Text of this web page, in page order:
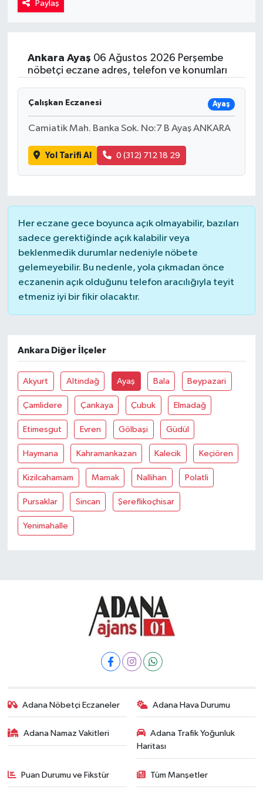
Paylaş
Ankara Ayaş 06 Ağustos 2026 Perşembe
nöbetçi eczane adres, telefon ve konumları
Çalışkan Eczanesi Ayaş
Camiatik Mah. Banka Sok. No:7 B Ayaş ANKARA
Yol Tarifi Al 0 (312) 712 18 29
Her eczane gece boyunca açık olmayabilir, bazıları
sadece gerektiğinde açık kalabilir veya
beklenmedik durumlar nedeniyle nöbete
gelemeyebilir. Bu nedenle, yola çıkmadan önce
eczanenin açık olduğunu telefon aracılığıyla teyit
etmeniz iyi bir fikir olacaktır.
Ankara Diğer İlçeler
Akyurt Altindağ Ayaş Bala Beypazari
Çamlidere Çankaya Çubuk Elmadağ
Etimesgut Evren Gölbaşi Güdül
Haymana Kahramankazan Kalecik Keçiören
Kizilcahamam Mamak Nallihan Polatli
Pursaklar Sincan Şereflikoçhisar
Yenimahalle
Adana Nöbetçi Eczaneler Adana Hava Durumu
Adana Namaz Vakitleri
Adana Trafik Yoğunluk
Haritası
Puan Durumu ve Fikstür Tüm Manşetler
Yaşam